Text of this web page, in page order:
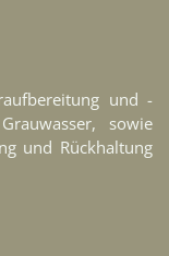
und -
sowie
und Rückhaltung